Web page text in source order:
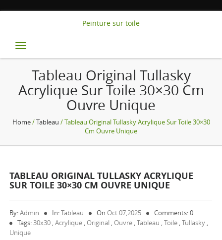
Peinture sur toile
Toggle
navigation
Tableau Original Tullasky
Acrylique Sur Toile 30×30 Cm
Ouvre Unique
Home/Tableau / Tableau Original Tullasky Acrylique Sur Toile 30×30
Cm Ouvre Unique
TABLEAU ORIGINAL TULLASKY ACRYLIQUE
SUR TOILE 30×30 CM OUVRE UNIQUE
By:Admin In:Tableau On Oct 07,2025
Comments: 0
Tags:30x30 ,Acrylique , Original , Ouvre ,Tableau ,Toile ,Tullasky ,
Unique